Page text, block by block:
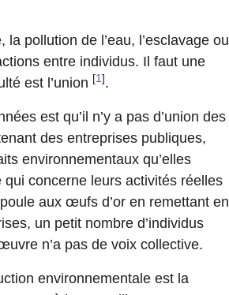
pollution de l’eau, l’esclavage ou
entre individus. Il faut une
est l’union [1] .
est qu’il n’y a pas d’union des
des entreprises publiques,
environnementaux qu’elles
concerne leurs activités réelles
aux œufs d’or en remettant en
un petit nombre d’individus
n’a pas de voix collective.
environnementale est la